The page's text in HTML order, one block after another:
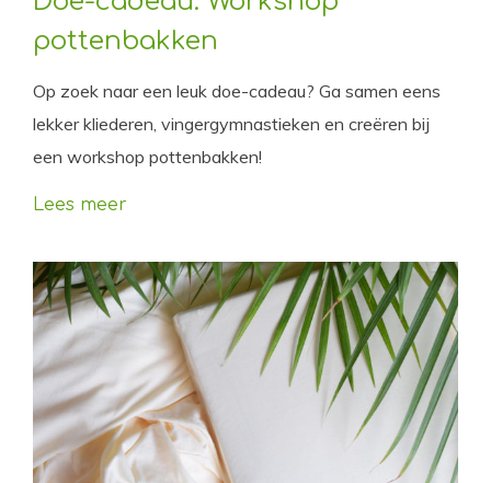
pottenbakken
Op zoek naar een leuk doe-cadeau? Ga samen eens
lekker kliederen, vingergymnastieken en creëren bij
een workshop pottenbakken!
Lees meer